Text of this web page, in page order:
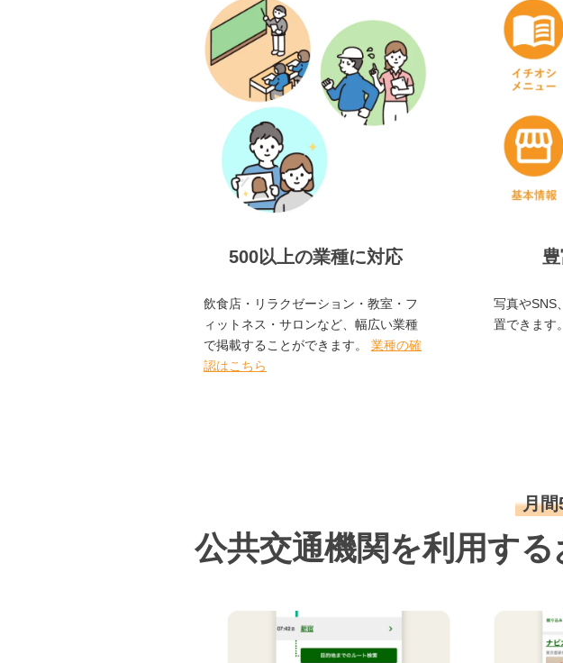
500以上の業種に対応
飲食店・リラクゼーション・教室・フ
ィットネス・サロンなど、幅広い業種
で掲載することができます。 業種の確
認はこちら
写真やSNS
置できます。
月間
公共交通機関を利用す